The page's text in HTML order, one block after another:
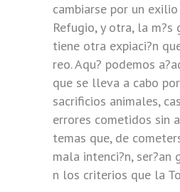
cambiarse por un
Refugio, y otra, la m?s
tiene otra expiaci?n
reo. Aqu? podemos
que se lleva a cabo
sacrificios animales,
errores cometidos sin
temas que, de
mala intenci?n, ser?an
n los criterios que la